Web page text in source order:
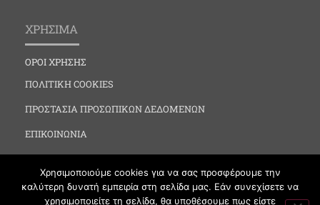
ΧΡΗΣΙΜΑ
ΟΡΟΙ ΧΡΗΣΗΣ
ΠΟΛΙΤΙΚΗ COOKIES
ΠΡΟΣΤΑΣΙΑ ΠΡΟΣΩΠΙΚΩΝ ΔΕΔΟΜΕΝΩΝ
ΕΠΙΚΟΙΝΩΝΙΑ
Χρησιμοποιούμε cookies για να σας προσφέρουμε την
καλύτερη δυνατή εμπειρία στη σελίδα μας. Εάν συνεχίσετε να
χρησιμοποιείτε τη σελίδα, θα υποθέσουμε πως είστε